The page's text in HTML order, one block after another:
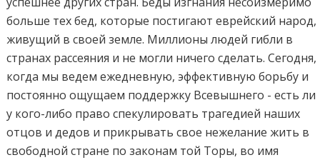
больше тех бед, которые постигают еврейский народ,
живущий в своей земле. Миллионы людей гибли в
странах рассеяния и не могли ничего сделать. Сегодня,
когда мы ведем ежедневную, эффективную борьбу и
постоянно ощущаем поддержку Всевышнего - есть ли
у кого-либо право спекулировать трагедией наших
отцов и дедов и прикрывать свое нежелание жить в
свободной стране по законам той Торы, во имя